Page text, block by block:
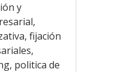
y
fijación
politica de